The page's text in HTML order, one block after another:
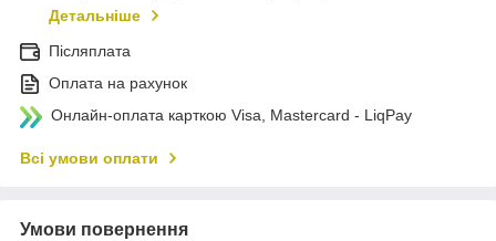
Детальніше
Післяплата
Оплата на рахунок
Онлайн-оплата карткою Visa, Mastercard - LiqPay
Всі умови оплати
Умови повернення